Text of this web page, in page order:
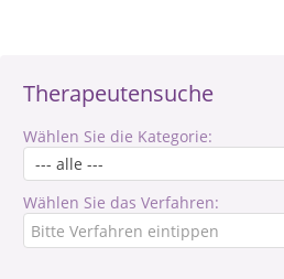
Therapeutensuche
Wählen Sie die Kategorie:
Wählen Sie das Verfahren: